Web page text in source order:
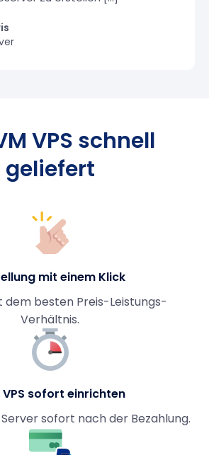
VPS schnell
geliefert
mit einem Klick
dem besten Preis-Leistungs-
Verhältnis.
VPS sofort einrichten
sofort nach der Bezahlung.